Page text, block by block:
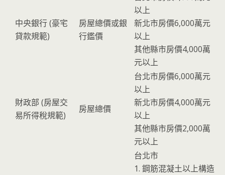
中央銀行 (豪宅
貸款規範)
房屋總價或銀
行鑑價
以上
新北市房價6,000萬元
以上
其他縣市房價4,000萬
元以上
財政部 (房屋交
易所得稅規範)
房屋總價
台北市房價6,000萬元
以上
新北市房價4,000萬元
以上
其他縣市房價2,000萬
元以上
台北市
1. 鋼筋混凝土以上構造